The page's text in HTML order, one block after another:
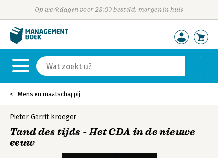
Op werkdagen voor 23:00 besteld, morgen in huis
Mens en maatschappij
Pieter Gerrit Kroeger
Tand des tijds - Het CDA in de nieuwe
eeuw